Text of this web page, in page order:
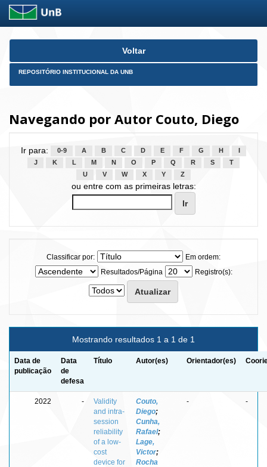
Skip
Voltar
REPOSITÓRIO INSTITUCIONAL DA UNB
Navegando por Autor Couto, Diego
Ir para: 0-9 A B C D E F G H
J
K L M N O P Q R S
T
U
V W X Y Z
ou entre com as primeiras letras:
Classificar por:
Em ordem:
Resultados/Página
Registro(s):
Mostrando resultados 1 a 1 de 1
Data de
publicação
Data
de
defesa
Título Autor(es) Orientador(es)
2022 -
Validity
and intra-
session
reliability
of a low-
cost
device for
Couto,
Diego;
Cunha,
Rafael;
Lage,
Victor;
Rocha
- -